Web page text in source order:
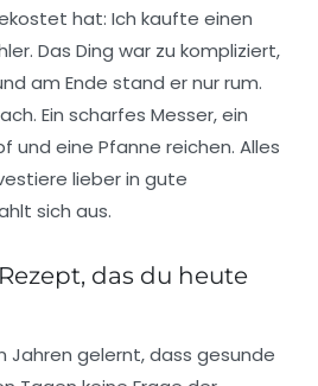
hat: Ich kaufte einen
Das Ding war zu kompliziert,
am Ende stand er nur rum.
. Ein scharfes Messer, ein
und eine Pfanne reichen. Alles
lieber in gute
sich aus.
das du heute
Jahren gelernt, dass gesunde